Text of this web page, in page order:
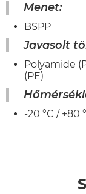
Menet:
BSPP
Javasolt
Polyamide
(PE)
-20 °C / +80